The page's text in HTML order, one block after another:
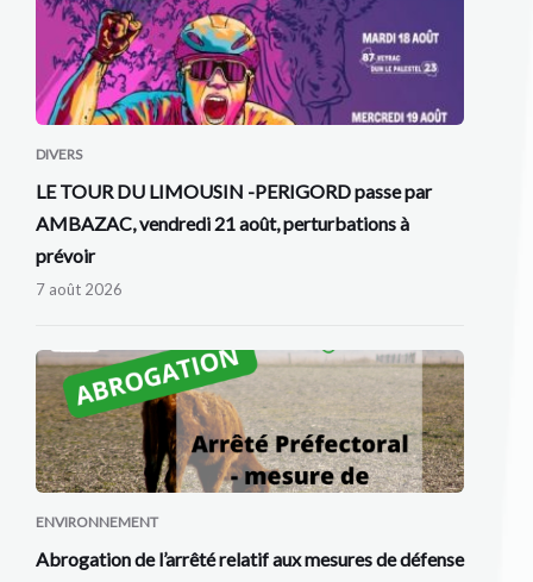
DIVERS
LE TOUR DU LIMOUSIN -PERIGORD passe par
AMBAZAC, vendredi 21 août, perturbations à
prévoir
7 août 2026
ENVIRONNEMENT
Abrogation de l’arrêté relatif aux mesures de défense